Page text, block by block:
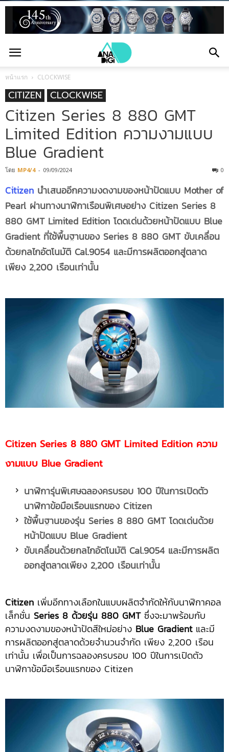
หน้าแรก CLOCKWISE
CITIZEN CLOCKWISE
Citizen Series 8 880 GMT
Limited Edition ความงามแบบ
Blue Gradient
โดย MP4/4 - 09/09/2024 0
Citizen นำเสนออีกความงดงามของหน้าปัดแบบ Mother of
Pearl ผ่านทางนาฬิกาเรือนพิเศษอย่าง Citizen Series 8
880 GMT Limited Edition โดดเด่นด้วยหน้าปัดแบบ Blue
Gradient ที่ใช้พื้นฐานของ Series 8 880 GMT ขับเคลื่อน
ด้วยกลไกอัตโนมัติ Cal.9054 และมีการผลิตออกสู่ตลาด
เพียง 2,200 เรือนเท่านั้น
Citizen Series 8 880 GMT Limited Edition ความ
งามแบบ Blue Gradient
นาฬิการุ่นพิเศษฉลองครบรอบ 100 ปีในการเปิดตัว
นาฬิกาข้อมือเรือนแรกของ Citizen
ใช้พื้นฐานของรุ่น Series 8 880 GMT โดดเด่นด้วย
หน้าปัดแบบ Blue Gradient
ขับเคลื่อนด้วยกลไกอัตโนมัติ Cal.9054 และมีการผลิต
ออกสู่ตลาดเพียง 2,200 เรือนเท่านั้น
Citizen เพิ่มอีกทางเลือกในแบบผลิตจำกัดให้กับนาฬิกาคอล
เล็กชั่น Series 8 ด้วยรุ่น 880 GMTซึ่งจะมาพร้อมกับ
ความงดงามของหน้าปัดสีใหม่อย่าง Blue Gradientและมี
การผลิตออกสู่ตลาดด้วยจำนวนจำกัด เพียง 2,200 เรือน
เท่านั้น เพื่อเป็นการฉลองครบรอบ 100 ปีในการเปิดตัว
นาฬิกาข้อมือเรือนแรกของ Citizen